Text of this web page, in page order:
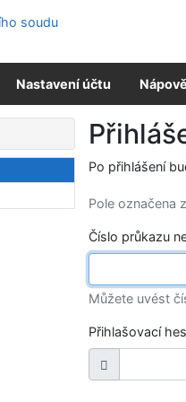
Nastavení účtu
Po přihlášení
Pole označena
Číslo průkazu
Můžete uvést
Přihlašovací